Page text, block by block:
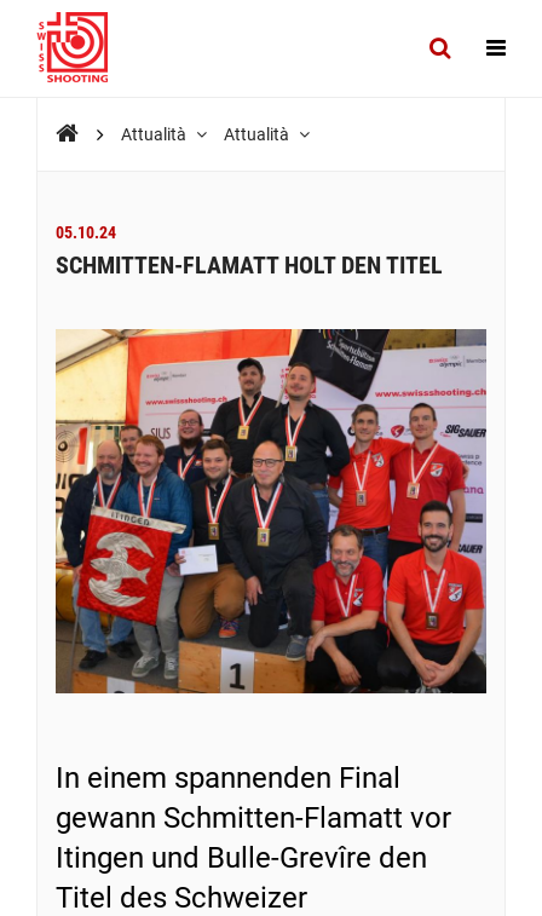
Attualità Attualità
05.10.24
SCHMITTEN-FLAMATT HOLT DEN TITEL
In einem spannenden Final
gewann Schmitten-Flamatt vor
Itingen und Bulle-Grevîre den
Titel des Schweizer